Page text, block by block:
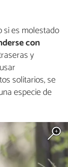
si es molestado
con
y
solitarios, se
especie de